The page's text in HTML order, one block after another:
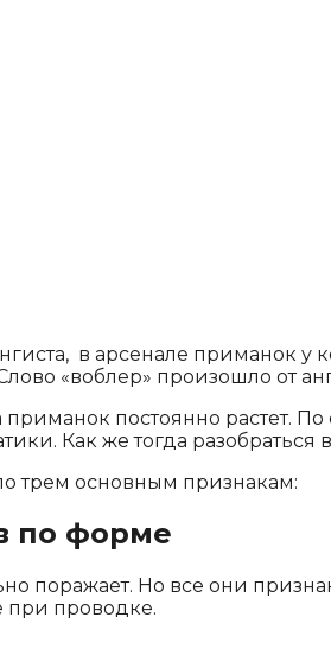
в арсенале приманок у
«воблер» произошло от
постоянно растет.
Как же тогда разобраться
трем основным признакам:
по форме
поражает. Но все они
при проводке.